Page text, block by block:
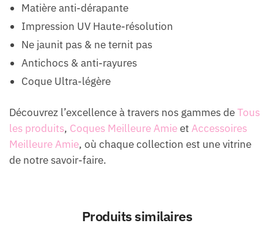
Matière anti-dérapante
Impression UV Haute-résolution
Ne jaunit pas & ne ternit pas
Antichocs & anti-rayures
Coque Ultra-légère
Découvrez l’excellence à travers nos gammes deTous
les produits, Coques Meilleure AmieetAccessoires
Meilleure Amie, où chaque collection est une vitrine
de notre savoir-faire.
Produits similaires